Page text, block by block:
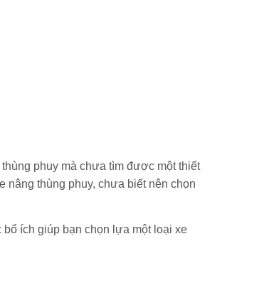
phuy mà chưa tìm được một thiết
nâng thùng phuy, chưa biết nên chọn
ích giúp bạn chọn lựa một loại xe